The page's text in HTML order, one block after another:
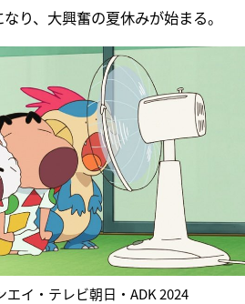
り、大興奮の夏休みが始まる。
イ・テレビ朝日・ADK 2024